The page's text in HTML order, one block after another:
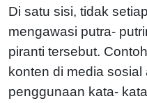
Di satu sisi, tidak
mengawasi putra-
piranti tersebut.
konten di media sosial
penggunaan kata-